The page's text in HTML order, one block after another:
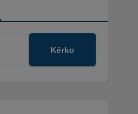
Kërko